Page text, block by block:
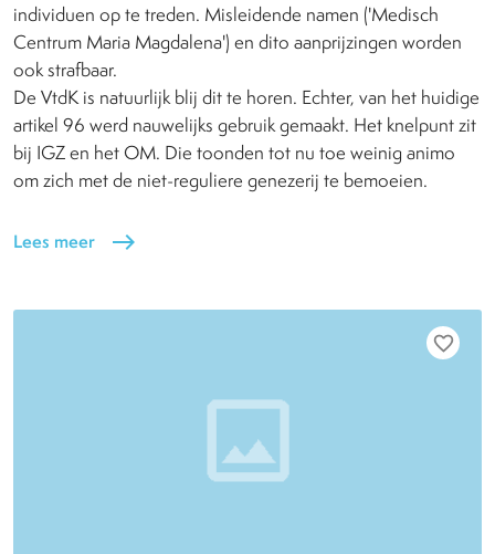
individuen op te treden. Misleidende namen ('Medisch
Centrum Maria Magdalena') en dito aanprijzingen worden
ook strafbaar.
De VtdK is natuurlijk blij dit te horen. Echter, van het huidige
artikel 96 werd nauwelijks gebruik gemaakt. Het knelpunt zit
bij IGZ en het OM. Die toonden tot nu toe weinig animo
om zich met de niet-reguliere genezerij te bemoeien.
Lees meer east
favorite_border